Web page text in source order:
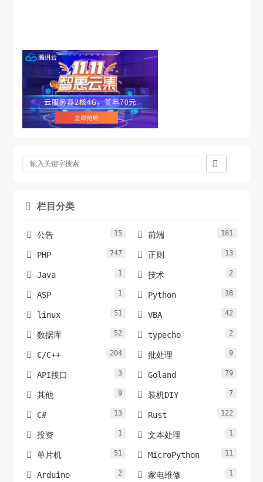
    $width = $a['data']['pics']['pic_1']
['width'];
    $height = $a['data']['pics']['pic_1']
['height'];
    $pid = $a['data']['pics']['pic_1']['pid'];
ight,"size"=>$size,"pid"=>$pid,"imgurl"=>"https:/
    return $arr;
}
/**
*/
    $loginUrl =
'https://login.sina.com.cn/sso/login.php?
client=ssologin.js(v1.4.15)&_=1403138799543';
    $loginData['from'] = 'null';
    $loginData['savestate'] = '30';
    $loginData['vsnf'] = '1';

 栏目分类
 公告 15  前端 181
 PHP 747  正则 13
 Java 1  技术 2
 ASP 1  Python 18
 linux 51  VBA 42
 数据库 52  typecho 2
 C/C++ 204  批处理 9
 API接口 3  Goland 79
 其他 9  装机DIY 7
 C# 13  Rust 122
 投资 1  文本处理 1
 单片机 51  MicroPython 11
 Arduino 2  家电维修 1